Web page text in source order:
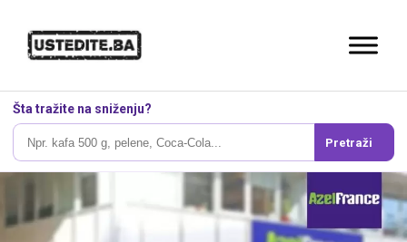
Šta tražite na sniženju?
Pretraži